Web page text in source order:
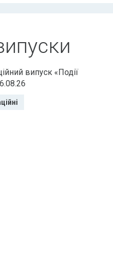
випуск «Події